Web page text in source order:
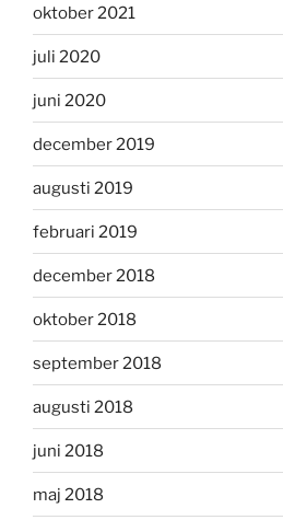
oktober 2021
juli 2020
juni 2020
december 2019
augusti 2019
februari 2019
december 2018
oktober 2018
september 2018
augusti 2018
juni 2018
maj 2018